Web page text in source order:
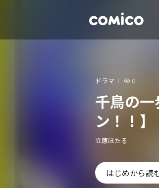
ドラマ 0
千鳥の
ン！！】
立原ほたる
はじめから読